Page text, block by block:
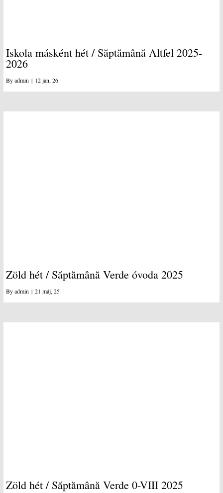
Iskola másként hét / Săptămână Altfel 2025-
2026
Byadmin | 12jan, 26
Zöld hét / Săptămână Verde óvoda 2025
Byadmin | 21 máj, 25
Zöld hét / Săptămână Verde 0-VIII 2025